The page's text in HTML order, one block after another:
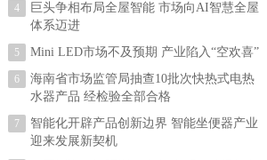
4
巨头争相布局全屋智能 市场向AI智慧全屋
体系迈进
5 Mini LED市场不及预期 产业陷入“空欢喜”
6
海南省市场监管局抽查10批次快热式电热
水器产品 经检验全部合格
7
智能化开辟产品创新边界 智能坐便器产业
迎来发展新契机